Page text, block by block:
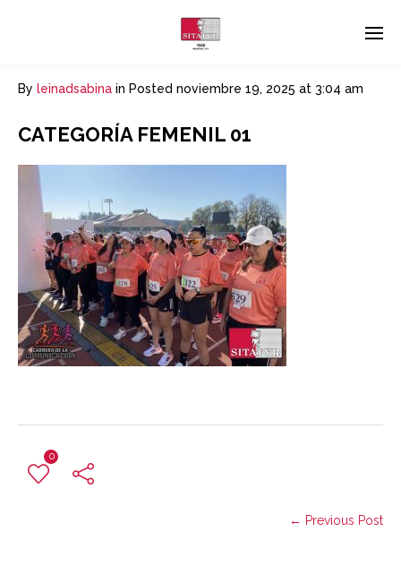
By leinadsabina in Posted noviembre 19, 2025 at 3:04 am
CATEGORÍA FEMENIL 01
0
← Previous Post